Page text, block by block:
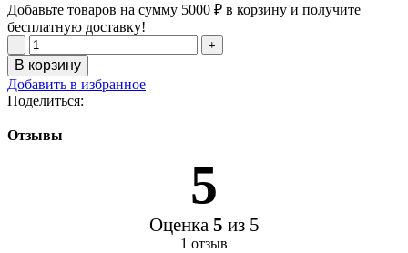
Добавьте товаров на сумму 5000 ₽ в корзину и получите
бесплатную доставку!
Количество
товара
Бельди
Ягодное
В корзину
Добавить в избранное
Поделиться:
Отзывы
5
Оценка 5 из 5
1 отзыв